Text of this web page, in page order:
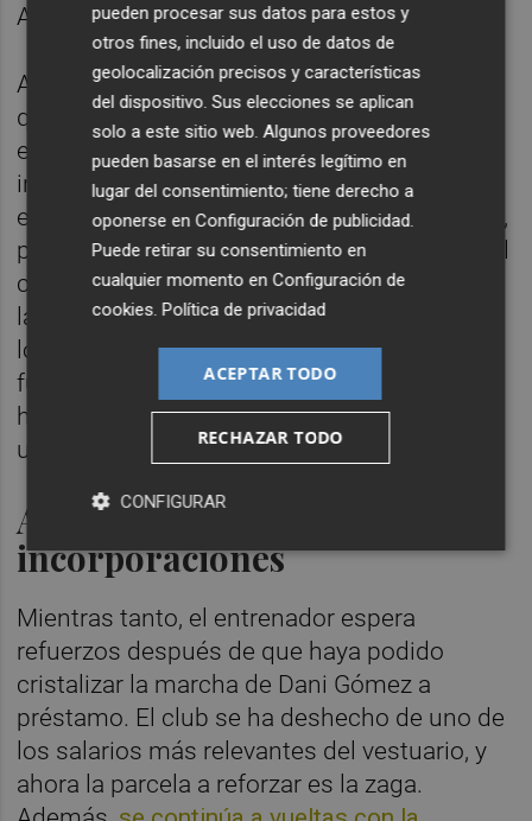
Anotó su primer tanto desde su regreso.
Además, sigue aportandoPablo Martínez
quien sigue siendo la pieza más codiciada
en el mercado del Levante. El último
interesado, el Valladolid, sigue sin poner
encima de la mesa una oferta que convenza,
pero la dirección deportiva es consciente del
compás de espera con el '10'. El mercado es
largo y con Pablo habrá que esperar a que
los clubes que le tienen entre su lista de
futuribles se despojen de los jugadores que
hoy taponan su fichaje. Mientras tanto, es
uno de los importantes para Calero.
A la espera de
incorporaciones
Mientras tanto, el entrenador espera
refuerzos después de que haya podido
cristalizar la marcha de Dani Gómez a
préstamo. El club se ha deshecho de uno de
los salarios más relevantes del vestuario, y
ahora la parcela a reforzar es la zaga.
pueden procesar sus datos para estos y
otros fines, incluido el uso de datos de
geolocalización precisos y características
del dispositivo. Sus elecciones se aplican
solo a este sitio web. Algunos proveedores
pueden basarse en el interés legítimo en
lugar del consentimiento; tiene derecho a
oponerse enConfiguración de publicidad.
Puede retirar su consentimiento en
cualquier momento enConfiguración de
cookies.Política de privacidad
ACEPTAR TODO
RECHAZAR TODO
CONFIGURAR